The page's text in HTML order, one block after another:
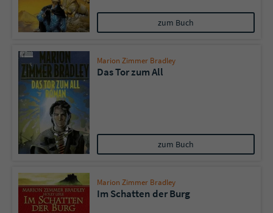
zum Buch
Marion Zimmer Bradley
Das Tor zum All
zum Buch
Marion Zimmer Bradley
Im Schatten der Burg